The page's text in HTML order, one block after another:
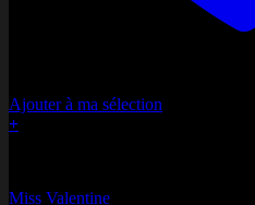
Ajouter à ma sélection
+
Miss Valentine